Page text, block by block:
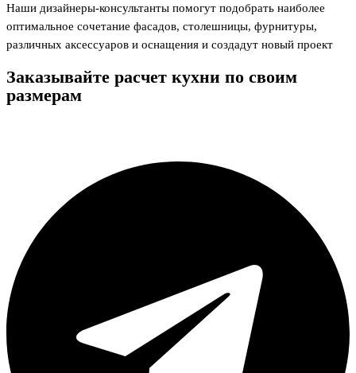
Наши дизайнеры-консультанты помогут подобрать наиболее
оптимальное сочетание фасадов, столешницы, фурнитуры,
различных аксессуаров и оснащения и создадут новый проект
Заказывайте расчет кухни по своим
размерам